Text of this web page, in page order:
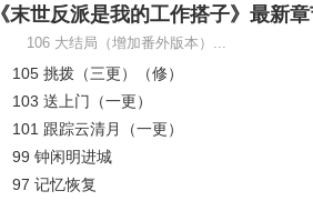
是一起骂这个世界的男
她的工作搭子在吃饭和
云清月心说自己这个
《末世反派是我的工作搭子》最新章
106 大结局（增加番外版本）...
105 挑拨（三更）（修）
103 送上门（一更）
101 跟踪云清月（一更）
99 钟闲明进城
97 记忆恢复